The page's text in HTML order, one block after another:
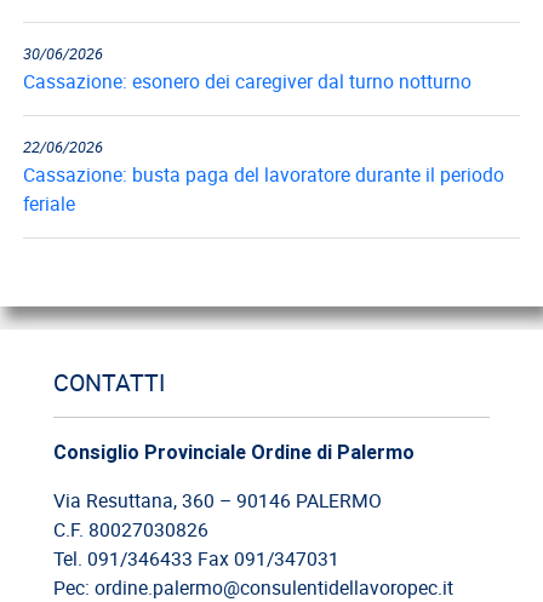
30/06/2026
Cassazione: esonero dei caregiver dal turno notturno
22/06/2026
Cassazione: busta paga del lavoratore durante il periodo
feriale
Cassazione: estorsione e insicurezza sul posto di lavoro
09/06/2026
08/06/2026
Cassazione: legittimità del licenziamento con email
CONTATTI
Consiglio Provinciale Ordine di Palermo
Via Resuttana, 360 – 90146 PALERMO
C.F. 80027030826
Tel. 091/346433 Fax 091/347031
Pec: ordine.palermo@consulentidellavoropec.it